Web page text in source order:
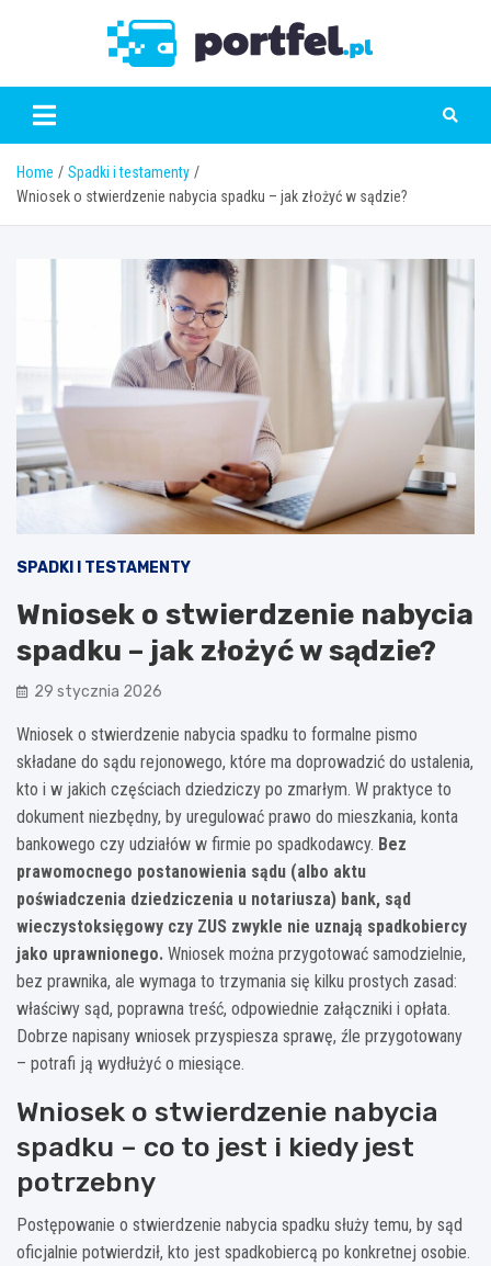
Home
Spadki i testamenty
Wniosek o stwierdzenie nabycia spadku – jak złożyć w sądzie?
SPADKI I TESTAMENTY
Wniosek o stwierdzenie nabycia
spadku – jak złożyć w sądzie?
29 stycznia 2026
Wniosek o stwierdzenie nabycia spadku to formalne pismo
składane do sądu rejonowego, które ma doprowadzić do ustalenia,
kto i w jakich częściach dziedziczy po zmarłym. W praktyce to
dokument niezbędny, by uregulować prawo do mieszkania, konta
bankowego czy udziałów w firmie po spadkodawcy. Bez
prawomocnego postanowienia sądu (albo aktu
poświadczenia dziedziczenia u notariusza) bank, sąd
wieczystoksięgowy czy ZUS zwykle nie uznają spadkobiercy
jako uprawnionego. Wniosek można przygotować samodzielnie,
bez prawnika, ale wymaga to trzymania się kilku prostych zasad:
właściwy sąd, poprawna treść, odpowiednie załączniki i opłata.
Dobrze napisany wniosek przyspiesza sprawę, źle przygotowany
– potrafi ją wydłużyć o miesiące.
Wniosek o stwierdzenie nabycia
spadku – co to jest i kiedy jest
potrzebny
Postępowanie o stwierdzenie nabycia spadku służy temu, by sąd
oficjalnie potwierdził, kto jest spadkobiercą po konkretnej osobie.